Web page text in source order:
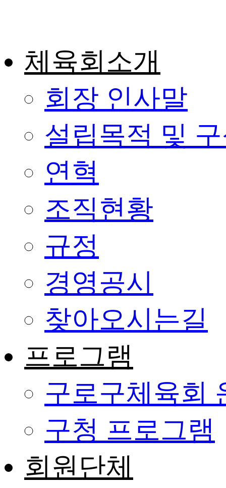
너
체육회소개
회장 인사말
설립목적 및
연혁
조직현황
규정
경영공시
찾아오시는길
프로그램
구로구체육회
구청 프로그램
회원단체